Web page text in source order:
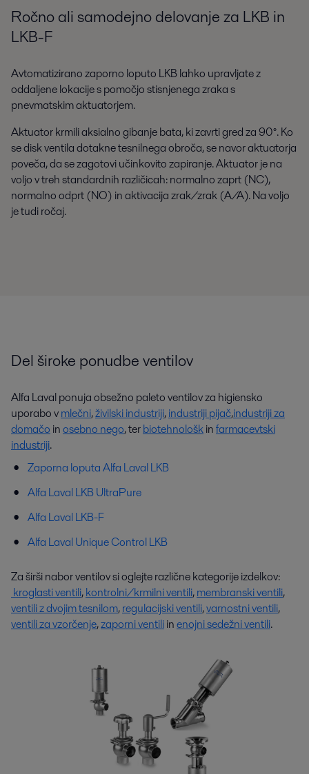
Ročno ali samodejno delovanje za LKB in
LKB-F
Avtomatizirano zaporno loputo LKB lahko upravljate z
oddaljene lokacije s pomočjo stisnjenega zraka s
pnevmatskim aktuatorjem.
Aktuator krmili aksialno gibanje bata, ki zavrti gred za 90°. Ko
se disk ventila dotakne tesnilnega obroča, se navor aktuatorja
poveča, da se zagotovi učinkovito zapiranje. Aktuator je na
voljo v treh standardnih različicah: normalno zaprt (NC),
normalno odprt (NO) in aktivacija zrak/zrak (A/A). Na voljo
je tudi ročaj.
Del široke ponudbe ventilov
Alfa Laval ponuja obsežno paleto ventilov za higiensko
uporabo vmlečni,živilski industriji,industriji pijač,industriji za
domačo inosebno nego, terbiotehnološkinfarmacevtski
industriji.
Zaporna loputa Alfa Laval LKB
Alfa Laval LKB UltraPure
Alfa Laval LKB-F
Alfa Laval Unique Control LKB
Za širši nabor ventilov si oglejte različne kategorije izdelkov:
kroglasti ventili,kontrolni/krmilni ventili,membranski ventili,
ventili z dvojim tesnilom,regulacijski ventili,varnostni ventili,
ventili za vzorčenje,zaporni ventiliinenojni sedežni ventili.